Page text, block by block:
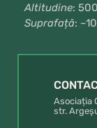
Altitudine:
Suprafață:
Asociația
str.